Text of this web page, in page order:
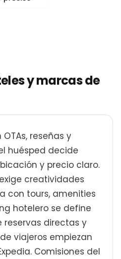
y marcas de
reseñas y
huésped decide
y precio claro.
creatividades
con tours, amenities
hotelero se define
reservas directas y
de viajeros empiezan
Comisiones del